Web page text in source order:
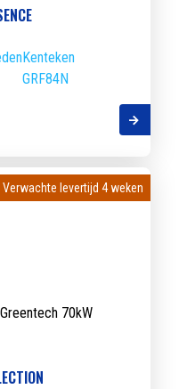
Kenteken
GRF84N
Verwachte levertijd 4 weken
Verwachte levertijd 4 weken